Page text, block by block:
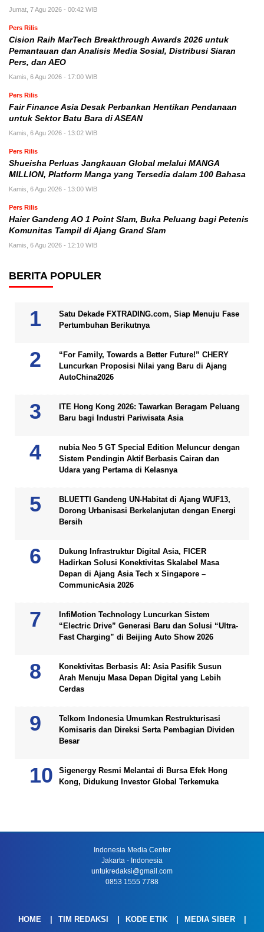
Jumat, 7 Agu 2026 - 00:42 WIB
Pers Rilis
Cision Raih MarTech Breakthrough Awards 2026 untuk
Pemantauan dan Analisis Media Sosial, Distribusi Siaran
Pers, dan AEO
Kamis, 6 Agu 2026 - 17:00 WIB
Pers Rilis
Fair Finance Asia Desak Perbankan Hentikan Pendanaan
untuk Sektor Batu Bara di ASEAN
Kamis, 6 Agu 2026 - 13:02 WIB
Pers Rilis
Shueisha Perluas Jangkauan Global melalui MANGA
MILLION, Platform Manga yang Tersedia dalam 100 Bahasa
Kamis, 6 Agu 2026 - 13:00 WIB
Pers Rilis
Haier Gandeng AO 1 Point Slam, Buka Peluang bagi Petenis
Komunitas Tampil di Ajang Grand Slam
Kamis, 6 Agu 2026 - 12:10 WIB
BERITA POPULER
Satu Dekade FXTRADING.com, Siap Menuju Fase
Pertumbuhan Berikutnya
“For Family, Towards a Better Future!” CHERY
Luncurkan Proposisi Nilai yang Baru di Ajang
AutoChina2026
ITE Hong Kong 2026: Tawarkan Beragam Peluang
Baru bagi Industri Pariwisata Asia
nubia Neo 5 GT Special Edition Meluncur dengan
Sistem Pendingin Aktif Berbasis Cairan dan
Udara yang Pertama di Kelasnya
BLUETTI Gandeng UN-Habitat di Ajang WUF13,
Dorong Urbanisasi Berkelanjutan dengan Energi
Bersih
Dukung Infrastruktur Digital Asia, FICER
Hadirkan Solusi Konektivitas Skalabel Masa
Depan di Ajang Asia Tech x Singapore –
CommunicAsia 2026
InfiMotion Technology Luncurkan Sistem
“Electric Drive” Generasi Baru dan Solusi “Ultra-
Fast Charging” di Beijing Auto Show 2026
Konektivitas Berbasis AI: Asia Pasifik Susun
Arah Menuju Masa Depan Digital yang Lebih
Cerdas
Telkom Indonesia Umumkan Restrukturisasi
Komisaris dan Direksi Serta Pembagian Dividen
Besar
Sigenergy Resmi Melantai di Bursa Efek Hong
Kong, Didukung Investor Global Terkemuka
Indonesia Media Center
Jakarta - Indonesia
untukredaksi@gmail.com
0853 1555 7788
HOME TIM REDAKSI KODE ETIK MEDIA SIBER